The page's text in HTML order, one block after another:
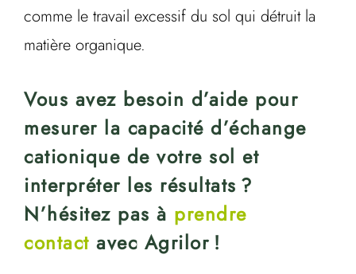
comme le travail excessif du sol qui détruit la
matière organique.
Vous avez besoin d’aide pour
mesurer la capacité d’échange
cationique de votre sol et
interpréter les résultats ?
N’hésitez pas à prendre
contact avec Agrilor !